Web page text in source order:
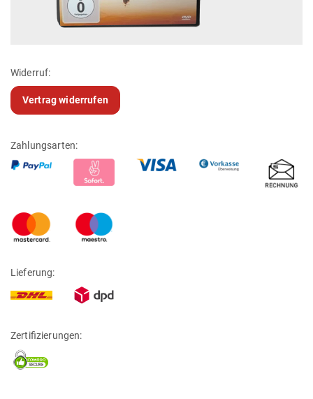
Widerruf:
Vertrag widerrufen
Zahlungsarten:
Lieferung:
Zertifizierungen: